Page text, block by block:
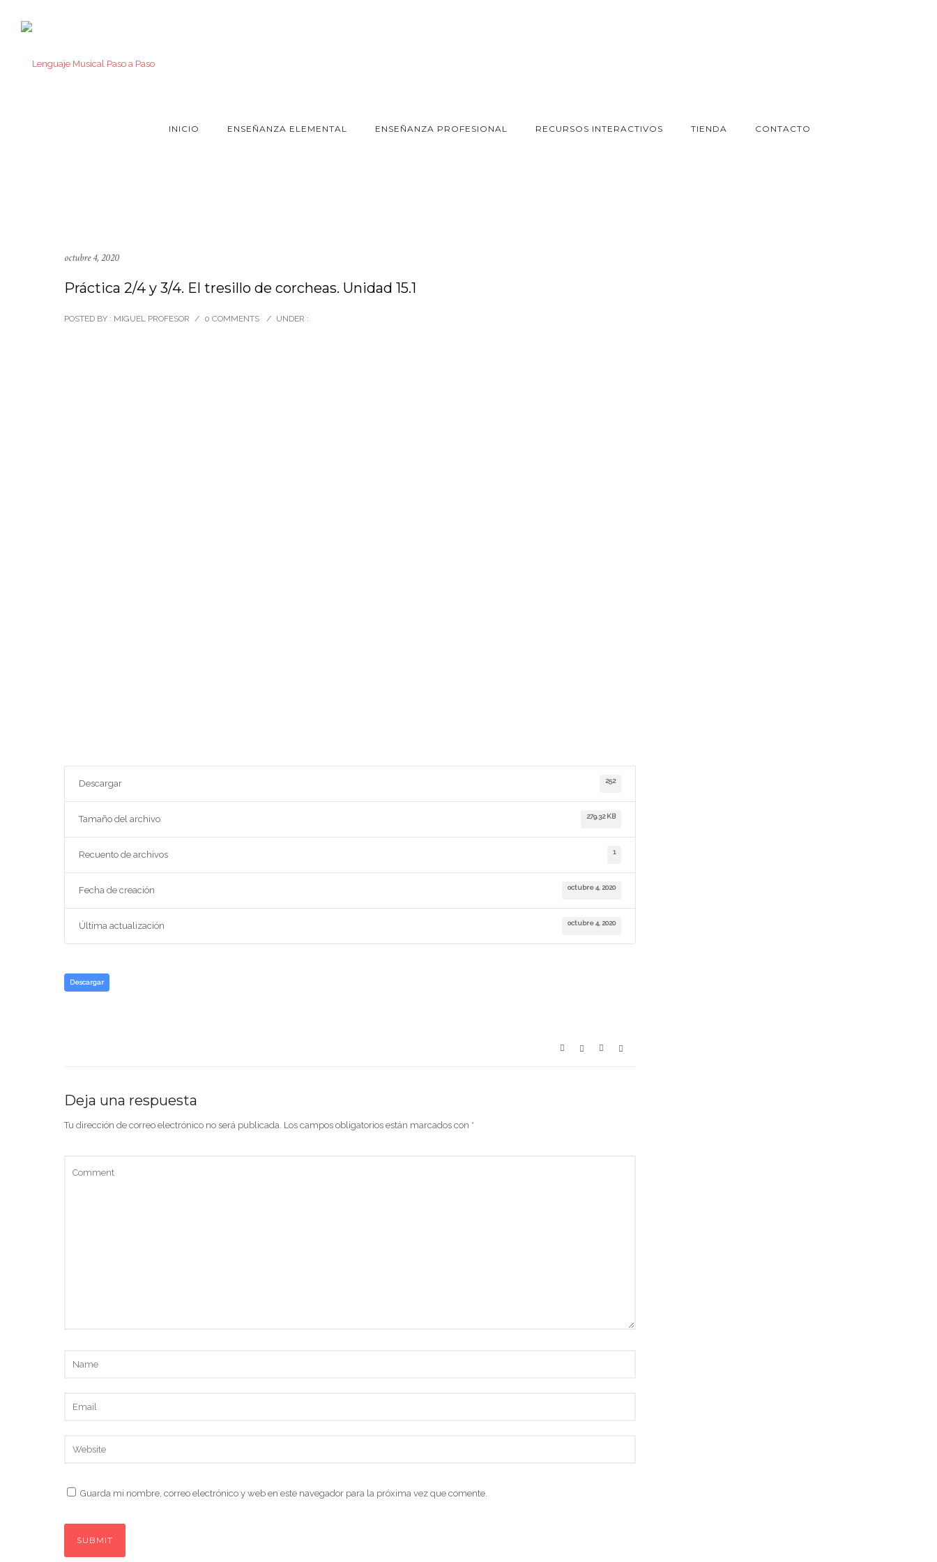
INICIO ENSEÑANZA ELEMENTAL ENSEÑANZA PROFESIONAL RECURSOS INTERACTIVOS TIENDA CONTACTO
octubre 4, 2020
Práctica 2/4 y 3/4. El tresillo de corcheas. Unidad 15.1
POSTED BY : MIGUEL PROFESOR / 0 COMMENTS / UNDER :
Descargar 252
Tamaño del archivo 279.32 KB
Recuento de archivos 1
Fecha de creación octubre 4, 2020
Última actualización octubre 4, 2020
Descargar
Deja una respuesta
Tu dirección de correo electrónico no será publicada. Los campos obligatorios están marcados con *
Guarda mi nombre, correo electrónico y web en este navegador para la próxima vez que comente.